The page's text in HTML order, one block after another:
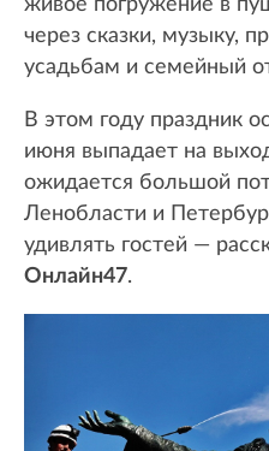
живое погружение в
через сказки, музыку,
усадьбам и семейный
В этом году праздник
июня выпадает на
ожидается большой
Ленобласти и
удивлять гостей —
Онлайн47.